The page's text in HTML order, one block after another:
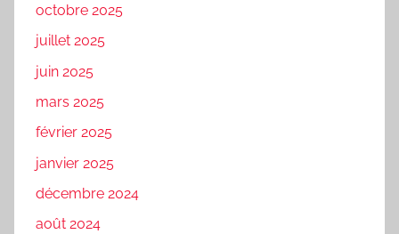
octobre 2025
juillet 2025
juin 2025
mars 2025
février 2025
janvier 2025
décembre 2024
août 2024